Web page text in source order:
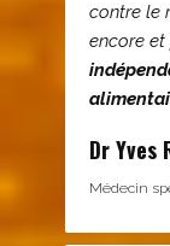
contre le
encore
Dr Yves
Médecin